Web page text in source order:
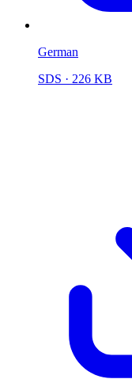
German
SDS · 226 KB